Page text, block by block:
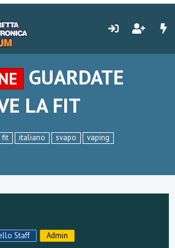
GUARDATE
LA FIT
fit italiano svapo vaping
Staff Admin